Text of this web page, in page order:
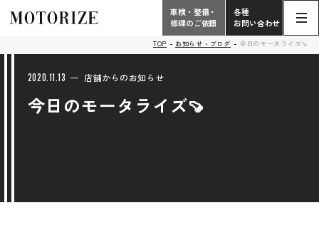
こだわり
Phone
Contact
車検・整備・
修理のご依頼
各種
お問い合わせ
TOP お知らせ・ブログ 今日のモータライズ🍠
2020.11.13 店舗からのお知らせ
今日のモータライズ🍠